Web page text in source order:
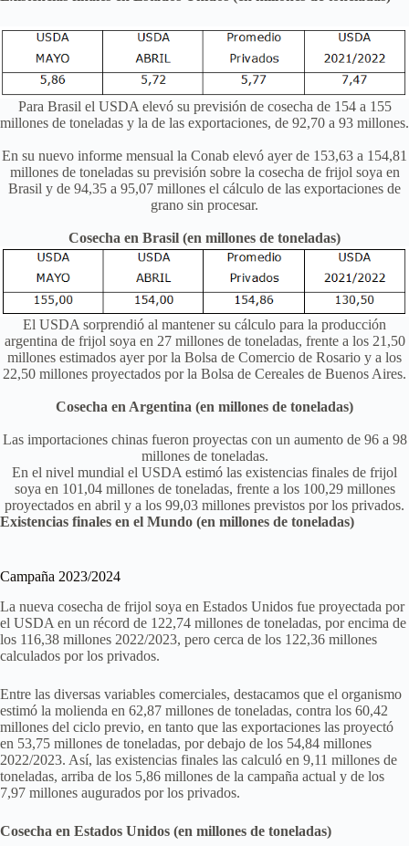
Para Brasil el USDA elevó su previsión de cosecha de 154 a 155
millones de toneladas y la de las exportaciones, de 92,70 a 93 millones.
En su nuevo informe mensual la Conab elevó ayer de 153,63 a 154,81
millones de toneladas su previsión sobre la cosecha de frijol soya en
Brasil y de 94,35 a 95,07 millones el cálculo de las exportaciones de
grano sin procesar.
Cosecha en Brasil (en millones de toneladas)
El USDA sorprendió al mantener su cálculo para la producción
argentina de frijol soya en 27 millones de toneladas, frente a los 21,50
millones estimados ayer por la Bolsa de Comercio de Rosario y a los
22,50 millones proyectados por la Bolsa de Cereales de Buenos Aires.
Cosecha en Argentina (en millones de toneladas)
Las importaciones chinas fueron proyectas con un aumento de 96 a 98
millones de toneladas.
En el nivel mundial el USDA estimó las existencias finales de frijol
soya en 101,04 millones de toneladas, frente a los 100,29 millones
proyectados en abril y a los 99,03 millones previstos por los privados.
Existencias finales en el Mundo (en millones de toneladas)
Campaña 2023/2024
La nueva cosecha de frijol soya en Estados Unidos fue proyectada por
el USDA en un récord de 122,74 millones de toneladas, por encima de
los 116,38 millones 2022/2023, pero cerca de los 122,36 millones
calculados por los privados.
Entre las diversas variables comerciales, destacamos que el organismo
estimó la molienda en 62,87 millones de toneladas, contra los 60,42
millones del ciclo previo, en tanto que las exportaciones las proyectó
en 53,75 millones de toneladas, por debajo de los 54,84 millones
2022/2023. Así, las existencias finales las calculó en 9,11 millones de
toneladas, arriba de los 5,86 millones de la campaña actual y de los
7,97 millones augurados por los privados.
Cosecha en Estados Unidos (en millones de toneladas)